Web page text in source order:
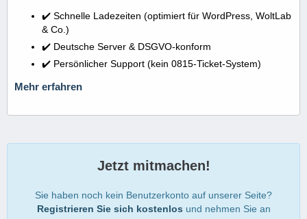
✔️ Schnelle Ladezeiten (optimiert für WordPress, WoltLab
& Co.)
✔️ Deutsche Server & DSGVO-konform
✔️ Persönlicher Support (kein 0815-Ticket-System)
Mehr erfahren
Jetzt mitmachen!
Sie haben noch kein Benutzerkonto auf unserer Seite?
Registrieren Sie sich kostenlos und nehmen Sie an